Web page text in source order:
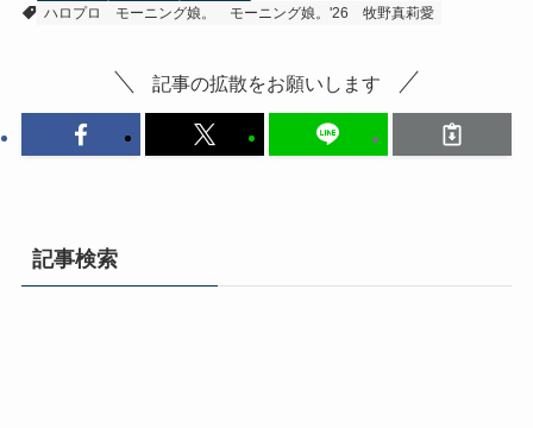
ハロプロ
モーニング娘。 モーニング娘。'26 牧野真莉愛
記事の拡散をお願いします
記事検索